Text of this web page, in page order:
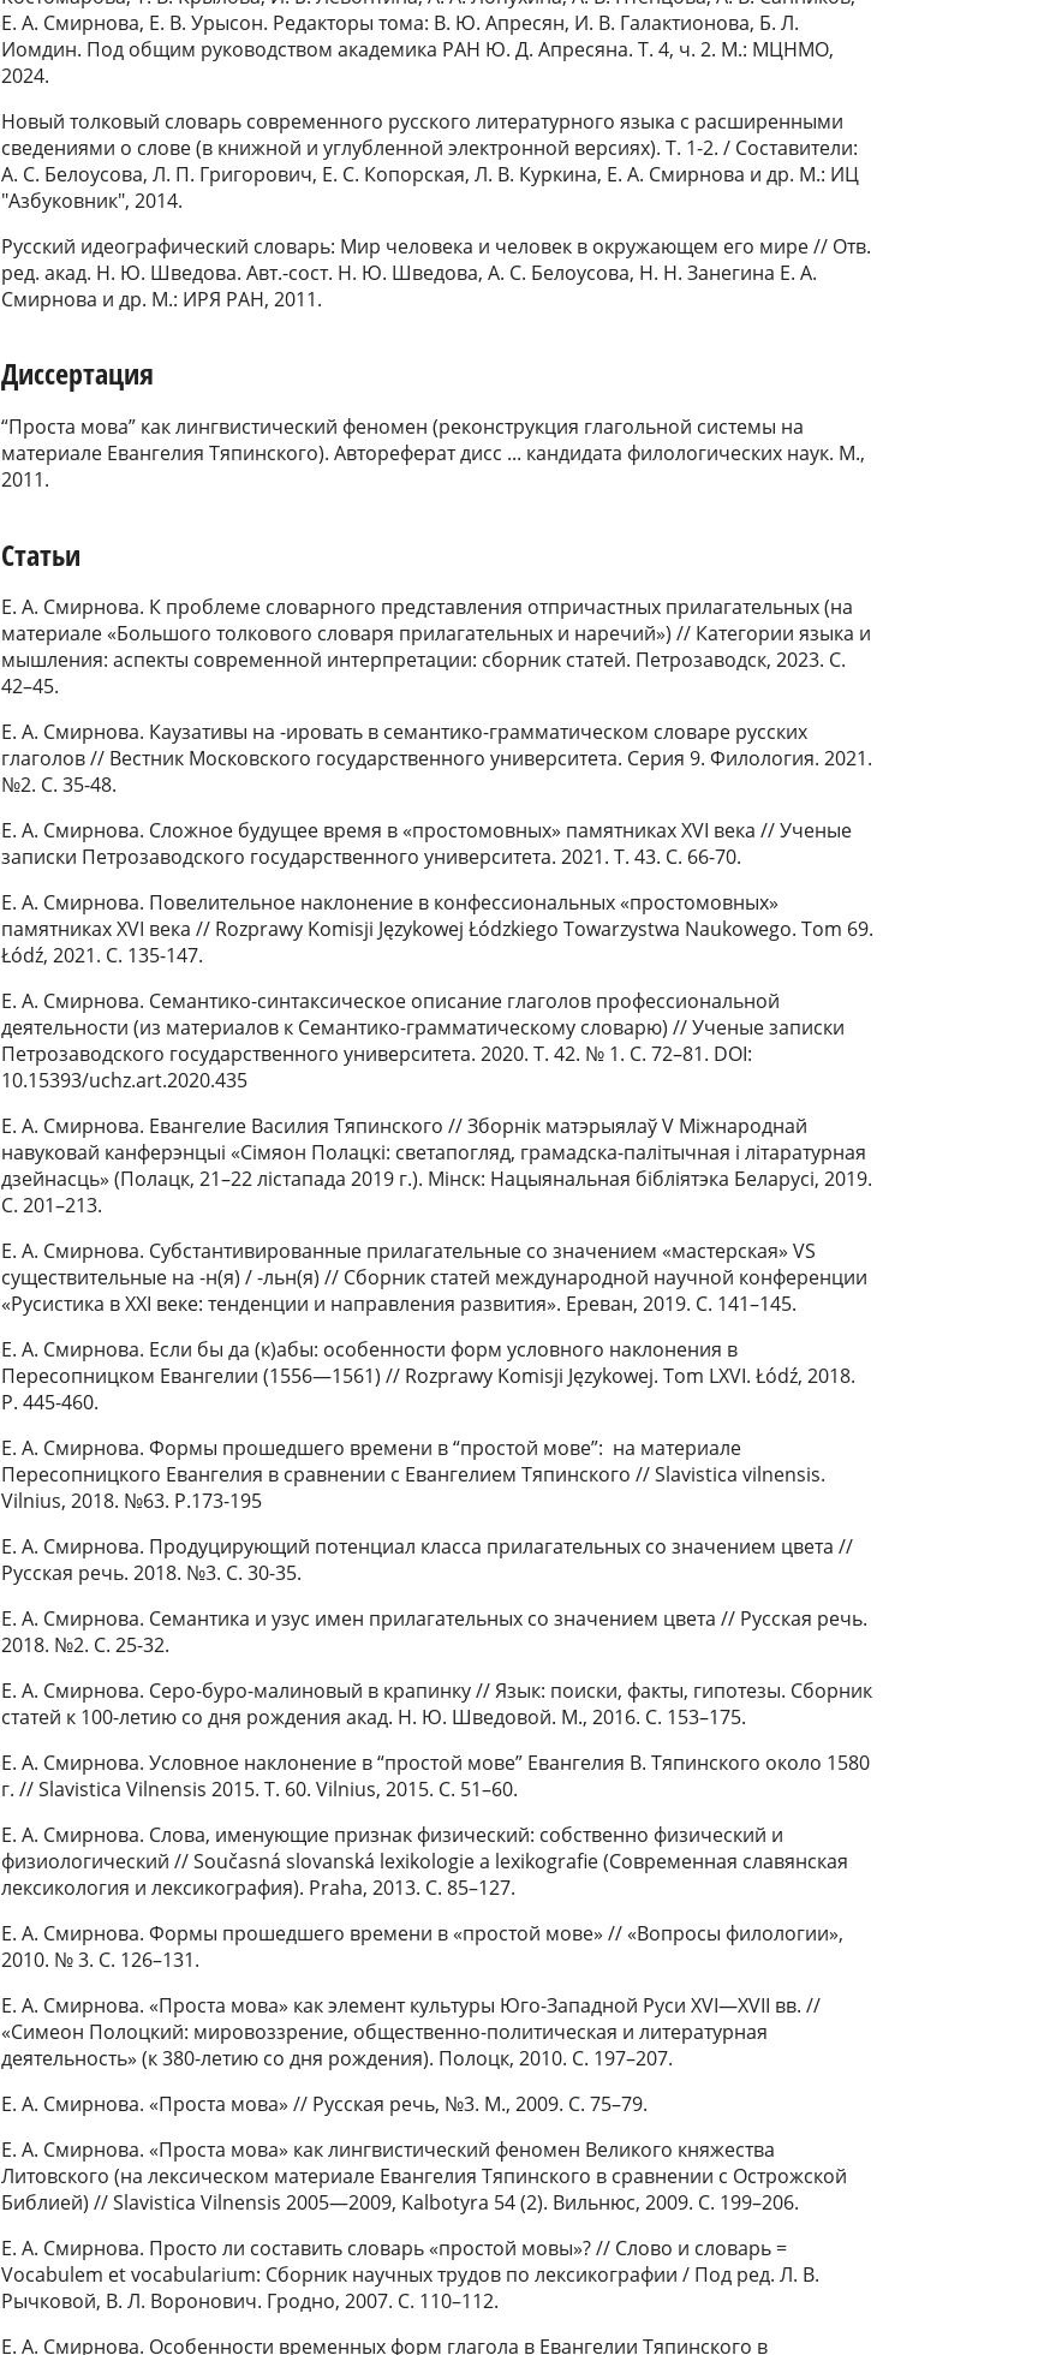
Е. А. Смирнова, Е. В. Урысон. Редакторы тома: В. Ю. Апресян, И. В. Галактионова, Б. Л.
Иомдин. Под общим руководством академика РАН Ю. Д. Апресяна. Т. 4, ч. 2. М.: МЦНМО,
2024.
Новый толковый словарь современного русского литературного языка с расширенными
сведениями о слове (в книжной и углубленной электронной версиях). Т. 1-2. / Составители:
А. С. Белоусова, Л. П. Григорович, Е. С. Копорская, Л. В. Куркина, Е. А. Смирнова и др. М.: ИЦ
"Азбуковник", 2014.
Русский идеографический словарь: Мир человека и человек в окружающем его мире // Отв.
ред. акад. Н. Ю. Шведова. Авт.-сост. Н. Ю. Шведова, А. С. Белоусова, Н. Н. Занегина Е. А.
Смирнова и др. М.: ИРЯ РАН, 2011.
Диссертация
“Проста мова” как лингвистический феномен (реконструкция глагольной системы на
материале Евангелия Тяпинского). Автореферат дисс ... кандидата филологических наук. М.,
2011.
Статьи
Е. А. Смирнова. К проблеме словарного представления отпричастных прилагательных (на
материале «Большого толкового словаря прилагательных и наречий») // Категории языка и
мышления: аспекты современной интерпретации: сборник статей. Петрозаводск, 2023. С.
42–45.
Е. А. Смирнова. Каузативы на -ировать в семантико-грамматическом словаре русских
глаголов // Вестник Московского государственного университета. Серия 9. Филология. 2021.
№2. С. 35-48.
Е. А. Смирнова. Сложное будущее время в «простомовных» памятниках XVI века // Ученые
записки Петрозаводского государственного университета. 2021. Т. 43. С. 66-70.
Е. А. Смирнова. Повелительное наклонение в конфессиональных «простомовных»
памятниках XVI века // Rozprawy Komisji Językowej Łódzkiego Towarzystwa Naukowego. Tom 69.
Łódź, 2021. С. 135-147.
Е. А. Смирнова. Семантико-синтаксическое описание глаголов профессиональной
деятельности (из материалов к Семантико-грамматическому словарю) // Ученые записки
Петрозаводского государственного университета. 2020. Т. 42. № 1. С. 72–81. DOI:
10.15393/uchz.art.2020.435
Е. А. Смирнова. Евангелие Василия Тяпинского // Зборнік матэрыялаў V Міжнароднай
навуковай канферэнцыі «Сімяон Полацкі: светапогляд, грамадска-палітычная і літаратурная
дзейнасць» (Полацк, 21–22 лістапада 2019 г.). Мінск: Нацыянальная бібліятэка Беларусі, 2019.
С. 201–213.
Е. А. Смирнова. Субстантивированные прилагательные со значением «мастерская» VS
существительные на -н(я) / -льн(я) // Сборник статей международной научной конференции
«Русистика в XXI веке: тенденции и направления развития». Ереван, 2019. С. 141–145.
Е. А. Смирнова. Если бы да (к)абы: особенности форм условного наклонения в
Пересопницком Евангелии (1556—1561) // Rozprawy Komisji Językowej. Tom LXVI. Łódź, 2018.
P. 445-460.
Е. А. Смирнова. Формы прошедшего времени в “простой мове”: на материале
Пересопницкого Евангелия в сравнении с Евангелием Тяпинского // Slavistica vilnensis.
Vilnius, 2018. №63. P.173-195
Е. А. Смирнова. Продуцирующий потенциал класса прилагательных со значением цвета //
Русская речь. 2018. №3. С. 30-35.
Е. А. Смирнова. Семантика и узус имен прилагательных со значением цвета // Русская речь.
2018. №2. С. 25-32.
Е. А. Смирнова. Серо-буро-малиновый в крапинку // Язык: поиски, факты, гипотезы. Сборник
статей к 100-летию со дня рождения акад. Н. Ю. Шведовой. М., 2016. С. 153–175.
Е. А. Смирнова. Условное наклонение в “простой мове” Евангелия В. Тяпинского около 1580
г. // Slavistica Vilnensis 2015. Т. 60. Vilnius, 2015. С. 51–60.
Е. А. Смирнова. Слова, именующие признак физический: собственно физический и
физиологический // Současná slovanská lexikologie a lexikografie (Современная славянская
лексикология и лексикография). Praha, 2013. С. 85–127.
Е. А. Смирнова. Формы прошедшего времени в «простой мове» // «Вопросы филологии»,
2010. № 3. С. 126–131.
Е. А. Смирнова. «Проста мова» как элемент культуры Юго-Западной Руси XVI—XVII вв. //
«Симеон Полоцкий: мировоззрение, общественно-политическая и литературная
деятельность» (к 380-летию со дня рождения). Полоцк, 2010. С. 197–207.
Е. А. Смирнова. «Проста мова» // Русская речь, №3. М., 2009. С. 75–79.
Е. А. Смирнова. «Проста мова» как лингвистический феномен Великого княжества
Литовского (на лексическом материале Евангелия Тяпинского в сравнении с Острожской
Библией) // Slavistica Vilnensis 2005—2009, Kalbotyra 54 (2). Вильнюс, 2009. С. 199–206.
Е. А. Смирнова. Просто ли составить словарь «простой мовы»? // Слово и словарь =
Vocabulem et vocabularium: Сборник научных трудов по лексикографии / Под ред. Л. В.
Рычковой, В. Л. Воронович. Гродно, 2007. С. 110–112.
Е. А. Смирнова. Особенности временных форм глагола в Евангелии Тяпинского в